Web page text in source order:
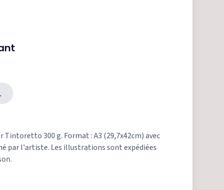
Tintoretto 300 g. Format : A3 (29,7x42cm) avec
par l'artiste. Les illustrations sont expédiées